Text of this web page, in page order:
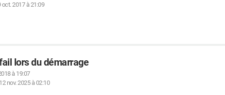
oct. 2017 à 21:09
lors du démarrage
à 19:07
12 nov. 2025 à 02:10